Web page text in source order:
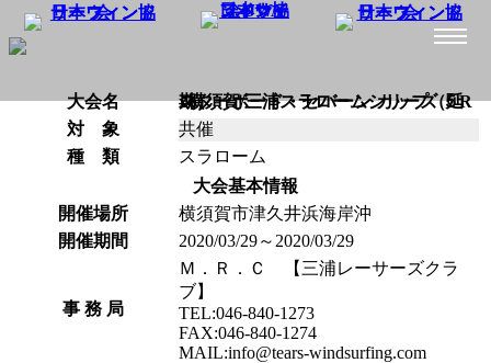
大会名
x横須賀/三浦スラロームシリーズ ５R スターボード・セバーン カップ（延期）
対 象
共催
種 類
スラローム
大会基本情報
開催場所
横須賀市津久井浜海岸沖
開催期間
2020/03/29～2020/03/29
事 務 局
Ｍ．Ｒ．Ｃ 【三浦レーサーズクラ
ブ】
TEL:046-840-1273
FAX:046-840-1274
MAIL:info@tears-windsurfing.com